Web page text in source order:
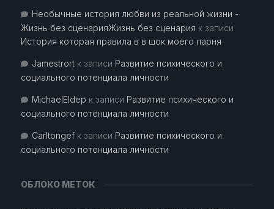
Необычные история любви из реальной жизни -
Жизнь без сценарияЖизнь без сценария к записи
История которая правила в в шок моего парня
Jamestrortк записи Развитие психического и
социального потенциала личности
MichaelEldep к записи Развитие психического и
социального потенциала личности
Carltongefк записи Развитие психического и
социального потенциала личности
ОБЛОКО МЕТОК